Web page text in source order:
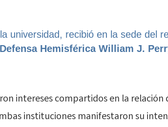
universidad, recibió en la sede del
Hemisférica William J.
intereses compartidos en la relación
instituciones manifestaron su